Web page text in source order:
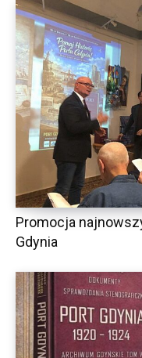
Promocja
Gdynia